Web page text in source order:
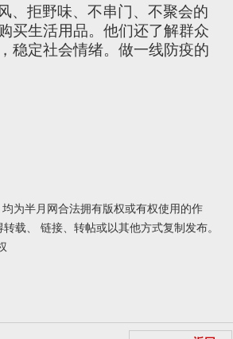
、拒野味、不串门、不聚会的
买生活用品。他们还了解群众
稳定社会情绪。做一线防疫的
为半月网合法拥有版权或有权使用的作
载、 链接、转帖或以其他方式复制发布。